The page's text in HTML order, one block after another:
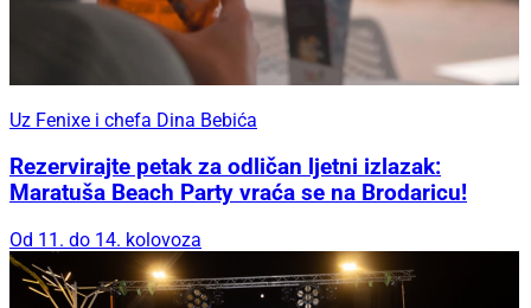
Uz Fenixe i chefa Dina Bebića
Rezervirajte petak za odličan ljetni izlazak:
Maratuša Beach Party vraća se na Brodaricu!
Od 11. do 14. kolovoza